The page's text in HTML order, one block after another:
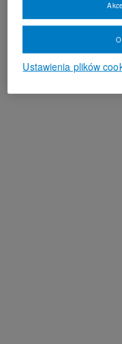
Ustawienia plików